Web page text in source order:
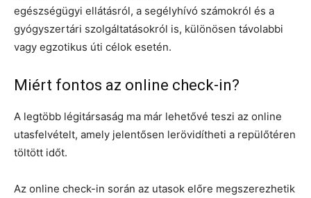
egészségügyi ellátásról, a segélyhívó számokról és a
gyógyszertári szolgáltatásokról is, különösen távolabbi
vagy egzotikus úti célok esetén.
Miért fontos az online check-in?
A legtöbb légitársaság ma már lehetővé teszi az online
utasfelvételt, amely jelentősen lerövidítheti a repülőtéren
töltött időt.
Az online check-in során az utasok előre megszerezhetik